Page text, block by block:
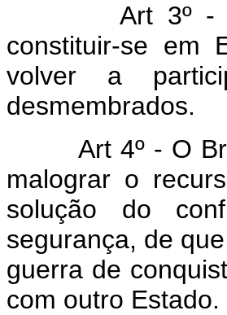
Art 3º -
constituir-se em
volver a
desmembrados.
Art 4º - O
malograr o
solução do
segurança, de
guerra de
com outro Estado.